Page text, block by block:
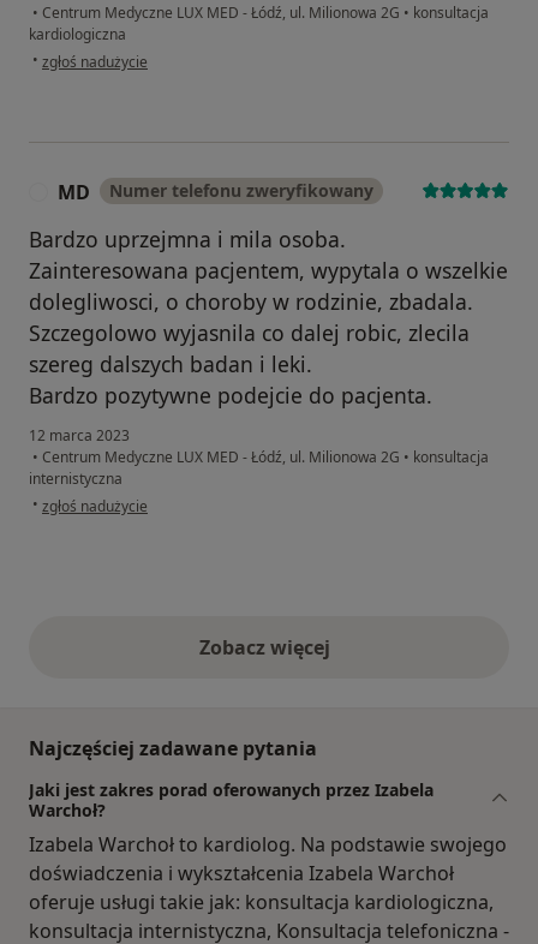
• Centrum Medyczne LUX MED - Łódź, ul. Milionowa 2G • konsultacja
kardiologiczna
• w opinii użytkownika MJ
zgłoś nadużycie
MD Numer telefonu zweryfikowany
Bardzo uprzejmna i mila osoba.
Zainteresowana pacjentem, wypytala o wszelkie
dolegliwosci, o choroby w rodzinie, zbadala.
Szczegolowo wyjasnila co dalej robic, zlecila
szereg dalszych badan i leki.
Bardzo pozytywne podejcie do pacjenta.
12 marca 2023
• Centrum Medyczne LUX MED - Łódź, ul. Milionowa 2G • konsultacja
internistyczna
• w opinii użytkownika MD
zgłoś nadużycie
Zobacz więcejopinie powyżej
Najczęściej zadawane pytania
Jaki jest zakres porad oferowanych przez Izabela
Warchoł?
Izabela Warchoł to kardiolog. Na podstawie swojego
doświadczenia i wykształcenia Izabela Warchoł
oferuje usługi takie jak: konsultacja kardiologiczna,
konsultacja internistyczna, Konsultacja telefoniczna -